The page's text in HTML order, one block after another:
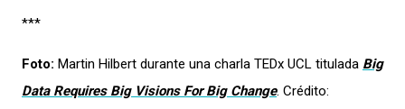
***
Foto: Martin Hilbert durante una charla TEDx UCL titulada Big
Data Requires Big Visions For Big Change. Crédito: